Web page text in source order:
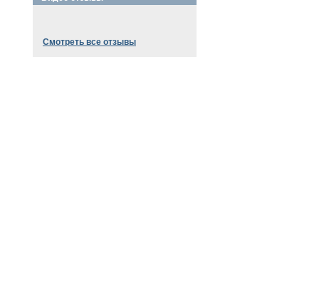
Смотреть все отзывы